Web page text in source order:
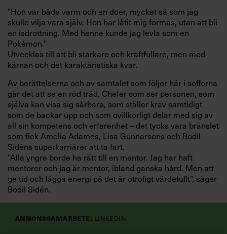
Annonssamarbete: Linkedin
”Hon var både varm och en doer, mycket så som jag
skulle vilja vara själv. Hon har låtit mig formas, utan att bli
en isdrottning. Med henne kunde jag levla som en
Pokémon.”
Utvecklas till att bli starkare och kraftfullare, men med
kärnan och det karaktäristiska kvar.
Av berättelserna och av samtalet som följer här i sofforna
går det att se en röd tråd. Chefer som ser personen, som
själva kan visa sig sårbara, som ställer krav samtidigt
som de backar upp och som ovillkorligt delar med sig av
all sin kompetens och erfarenhet – det tycks vara bränslet
som fick Amelia Adamos, Lisa Gunnarsons och Bodil
Sidéns superkarriärer att ta fart.
”Alla yngre borde ha rätt till en mentor. Jag har haft
mentorer och jag är mentor, ibland ganska hård. Men att
ge tid och lägga energi på det är otroligt värdefullt”, säger
Bodil Sidén.
extra dimension, både för identifikationen och genom att